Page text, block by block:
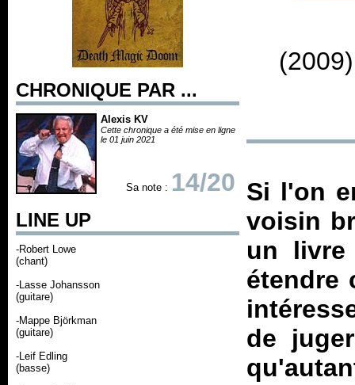
CHRONIQUE PAR ...
Alexis KV
Cette chronique a été mise en ligne
le 01 juin 2021
Sa note : 14/20
LINE UP
-Robert Lowe
(chant)
-Lasse Johansson
(guitare)
-Mappe Björkman
(guitare)
-Leif Edling
(basse)
Si l'on
voisin
un livre
étendre
de